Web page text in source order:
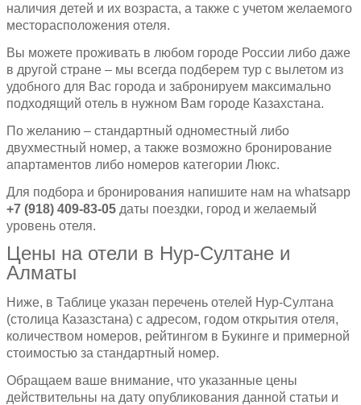
наличия детей и их возраста, а также с учетом желаемого
месторасположения отеля.
Вы можете проживать в любом городе России либо даже
в другой стране – мы всегда подберем тур с вылетом из
удобного для Вас города и забронируем максимально
подходящий отель в нужном Вам городе Казахстана.
По желанию – стандартный одноместный либо
двухместный номер, а также возможно бронирование
апартаментов либо номеров категории Люкс.
Для подбора и бронирования напишите нам на whatsapp
+7 (918) 409-83-05 даты поездки, город и желаемый
уровень отеля.
Цены на отели в Нур-Султане и
Алматы
Ниже, в Таблице указан перечень отелей Нур-Султана
(столица Казазстана) с адресом, годом открытия отеля,
количеством номеров, рейтингом в Букинге и примерной
стоимостью за стандартный номер.
Обращаем ваше внимание, что указанные цены
действительны на дату опубликования данной статьи и